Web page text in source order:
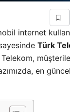
internet
Türk
Telekom,
en